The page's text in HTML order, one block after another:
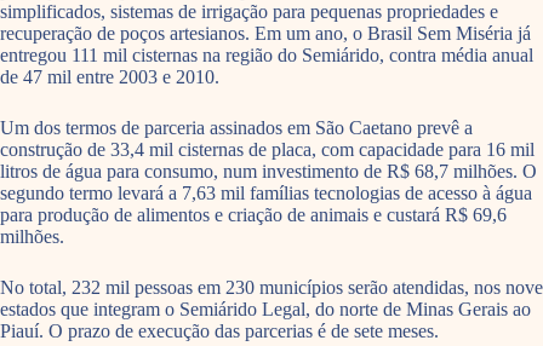
simplificados, sistemas de irrigação para pequenas propriedades e
recuperação de poços artesianos. Em um ano, o Brasil Sem Miséria já
entregou 111 mil cisternas na região do Semiárido, contra média anual
de 47 mil entre 2003 e 2010.
Um dos termos de parceria assinados em São Caetano prevê a
construção de 33,4 mil cisternas de placa, com capacidade para 16 mil
litros de água para consumo, num investimento de R$ 68,7 milhões. O
segundo termo levará a 7,63 mil famílias tecnologias de acesso à água
para produção de alimentos e criação de animais e custará R$ 69,6
milhões.
No total, 232 mil pessoas em 230 municípios serão atendidas, nos nove
estados que integram o Semiárido Legal, do norte de Minas Gerais ao
Piauí. O prazo de execução das parcerias é de sete meses.